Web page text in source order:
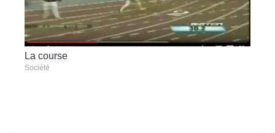
La course
Société